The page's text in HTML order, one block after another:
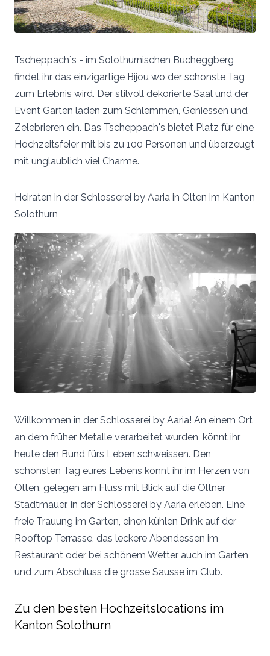
Tscheppach`s - im Solothurnischen Bucheggberg
findet ihr das einzigartige Bijou wo der schönste Tag
zum Erlebnis wird. Der stilvoll dekorierte Saal und der
Event Garten laden zum Schlemmen, Geniessen und
Zelebrieren ein. Das Tscheppach's bietet Platz für eine
Hochzeitsfeier mit bis zu 100 Personen und überzeugt
mit unglaublich viel Charme.
Heiraten in der Schlosserei by Aaria in Olten im Kanton
Solothurn
Willkommen in der Schlosserei by Aaria! An einem Ort
an dem früher Metalle verarbeitet wurden, könnt ihr
heute den Bund fürs Leben schweissen. Den
schönsten Tag eures Lebens könnt ihr im Herzen von
Olten, gelegen am Fluss mit Blick auf die Oltner
Stadtmauer, in der Schlosserei by Aaria erleben. Eine
freie Trauung im Garten, einen kühlen Drink auf der
Rooftop Terrasse, das leckere Abendessen im
Restaurant oder bei schönem Wetter auch im Garten
und zum Abschluss die grosse Sausse im Club.
Zu den besten Hochzeitslocations im
Kanton Solothurn